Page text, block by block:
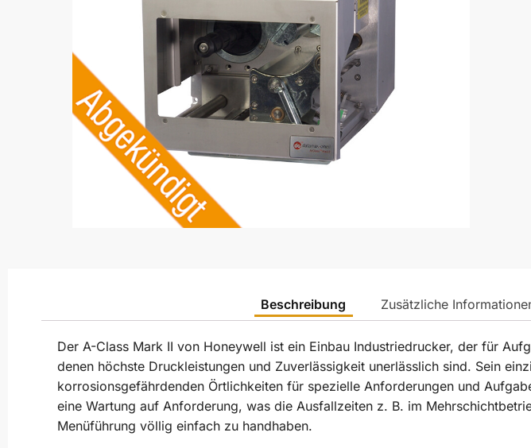
Beschreibung Zusätzliche
Der A-Class Mark II von Honeywell ist ein Einbau Industriedrucker, der für
denen höchste Druckleistungen und Zuverlässigkeit unerlässlich sind. Sein
korrosionsgefährdenden Örtlichkeiten für spezielle Anforderungen und
eine Wartung auf Anforderung, was die Ausfallzeiten z. B. im
Menüführung völlig einfach zu handhaben.